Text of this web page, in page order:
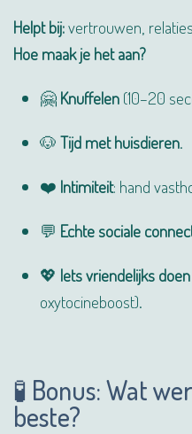
Helpt bij:vertrouwen,
Hoe maak je het aan?
🤗 Knuffelen (10–20
🐶 Tijd met huisdieren.
❤️ Intimiteit: hand
💬 Echte sociale
💖 Iets vriendelijks doen
oxytocineboost).
🧪 Bonus: Wat
beste?